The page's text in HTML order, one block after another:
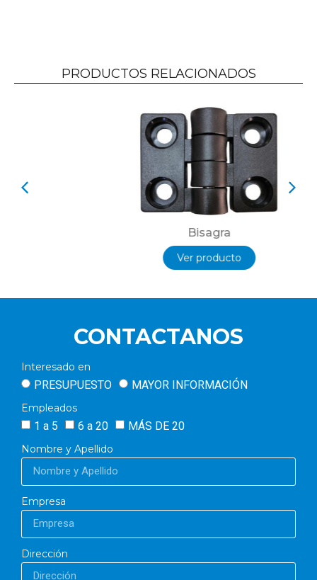
PRODUCTOS RELACIONADOS
Ver producto
CONTACTANOS
Interesado en
PRESUPUESTO MAYOR INFORMACIÓN
Empleados
1 a 5 6 a 20 MÁS DE 20
Nombre y Apellido
Empresa
Dirección